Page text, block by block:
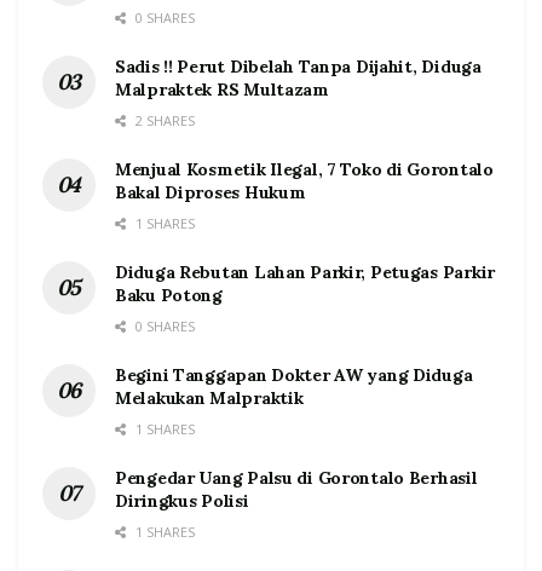
0 SHARES
Sadis !! Perut Dibelah Tanpa Dijahit, Diduga
Malpraktek RS Multazam
2 SHARES
Menjual Kosmetik Ilegal, 7 Toko di Gorontalo
Bakal Diproses Hukum
1 SHARES
Diduga Rebutan Lahan Parkir, Petugas Parkir
Baku Potong
0 SHARES
Begini Tanggapan Dokter AW yang Diduga
Melakukan Malpraktik
1 SHARES
Pengedar Uang Palsu di Gorontalo Berhasil
Diringkus Polisi
1 SHARES